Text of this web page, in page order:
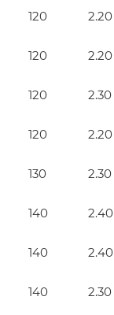
120 2.20
120 2.20
120 2.30
120 2.20
130 2.30
140 2.40
140 2.40
140 2.30